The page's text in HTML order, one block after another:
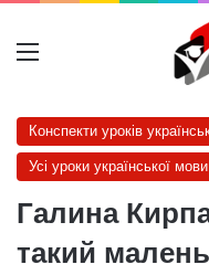
Меню
Конспекти уроків
Усі уроки української
Галина
такий